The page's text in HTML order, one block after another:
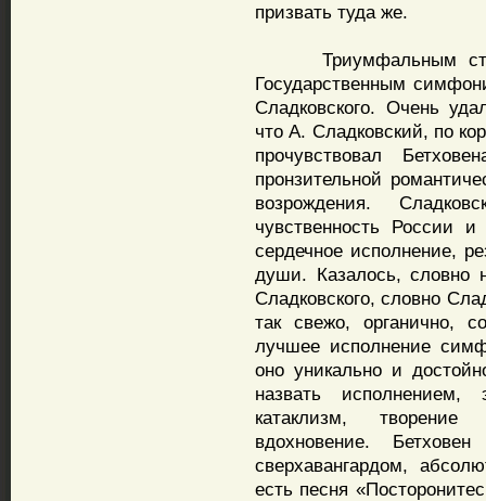
призвать туда же.
Триумфальным
Государственным
Сладковского. Очень
что А. Сладковский, по
прочувствовал
пронзительной
возрождения.
чувственность России
сердечное исполнение,
души. Казалось, словно
Сладковского, словно
так свежо, органично,
лучшее исполнение
оно уникально и
назвать исполнением,
катаклизм, творение
вдохновение.
сверхавангардом,
есть песня